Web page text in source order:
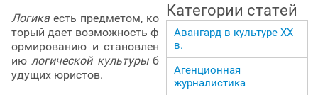
Логика есть предметом, ко
торый дает возможность ф
ормированию и становлен
ию логической культурыб
удущих юристов.
Категории статей
Авангард в культуре ХХ
в.
Агенционная
журналистика